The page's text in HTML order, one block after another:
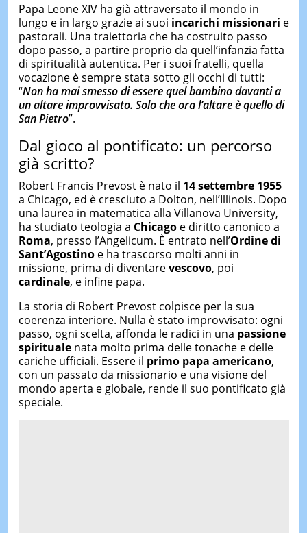
Papa Leone XIV ha già attraversato il mondo in
lungo e in largo grazie ai suoi incarichi missionari e
pastorali. Una traiettoria che ha costruito passo
dopo passo, a partire proprio da quell’infanzia fatta
di spiritualità autentica. Per i suoi fratelli, quella
vocazione è sempre stata sotto gli occhi di tutti:
“Non ha mai smesso di essere quel bambino davanti a
un altare improvvisato. Solo che ora l’altare è quello di
San Pietro”.
Dal gioco al pontificato: un percorso
già scritto?
Robert Francis Prevost è nato il 14 settembre 1955
a Chicago, ed è cresciuto a Dolton, nell’Illinois. Dopo
una laurea in matematica alla Villanova University,
ha studiato teologia a Chicagoe diritto canonico a
Roma, presso l’Angelicum. È entrato nell’Ordine di
Sant’Agostinoe ha trascorso molti anni in
missione, prima di diventarevescovo, poi
cardinale, e infine papa.
La storia di Robert Prevost colpisce per la sua
coerenza interiore. Nulla è stato improvvisato: ogni
passo, ogni scelta, affonda le radici in una passione
spiritualenata molto prima delle tonache e delle
cariche ufficiali. Essere il primo papa americano,
con un passato da missionario e una visione del
mondo aperta e globale, rende il suo pontificato già
speciale.